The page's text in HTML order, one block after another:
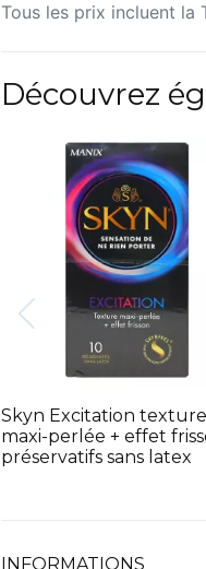
Tous les prix incluent la
Découvrez
Skyn Excitation texture
maxi-perlée + effet
préservatifs sans latex
INFORMATIONS